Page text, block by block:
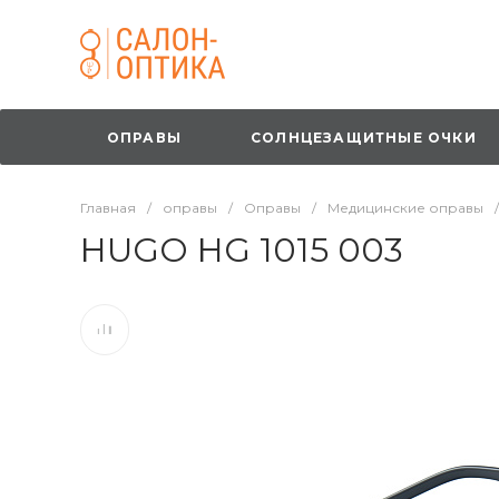
ОПРАВЫ СОЛНЦЕЗАЩИТНЫЕ ОЧКИ
Главная / оправы / Оправы / Медицинские оправы /
HUGO HG 1015 003